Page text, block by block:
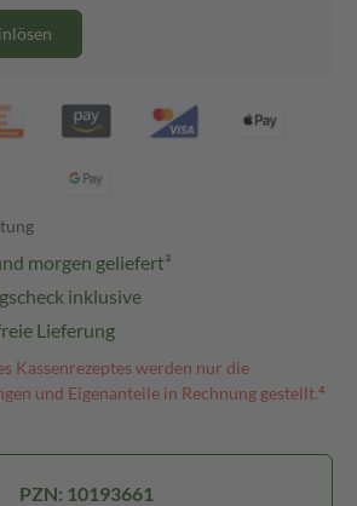
morgen geliefert³
inklusive
Lieferung
Kassenrezeptes werden nur die
und Eigenanteile in Rechnung gestellt.⁴
PZN: 10193661